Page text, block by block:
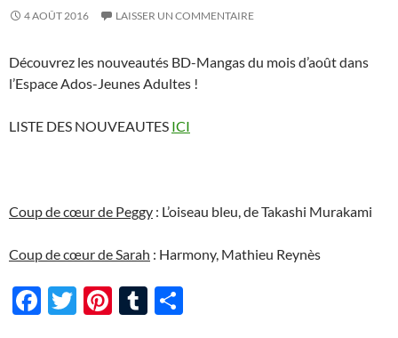
4 AOÛT 2016 LAISSER UN COMMENTAIRE
Découvrez les nouveautés BD-Mangas du mois d’août dans
l’Espace Ados-Jeunes Adultes !
LISTE DES NOUVEAUTES ICI
Coup de cœur de Peggy : L’oiseau bleu, de Takashi Murakami
Coup de cœur de Sarah : Harmony, Mathieu Reynès
F
T
Pi T